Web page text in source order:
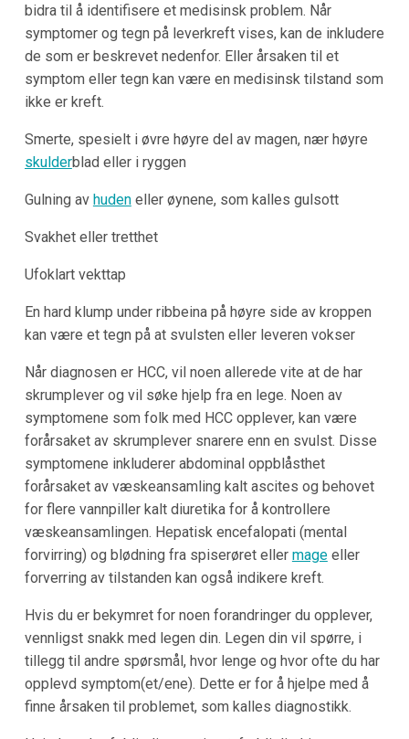
bidra til å identifisere et medisinsk problem. Når
symptomer og tegn på leverkreft vises, kan de inkludere
de som er beskrevet nedenfor. Eller årsaken til et
symptom eller tegn kan være en medisinsk tilstand som
ikke er kreft.
Smerte, spesielt i øvre høyre del av magen, nær høyre
skulderblad eller i ryggen
Gulning av hudeneller øynene, som kalles gulsott
Svakhet eller tretthet
Ufoklart vekttap
En hard klump under ribbeina på høyre side av kroppen
kan være et tegn på at svulsten eller leveren vokser
Når diagnosen er HCC, vil noen allerede vite at de har
skrumplever og vil søke hjelp fra en lege. Noen av
symptomene som folk med HCC opplever, kan være
forårsaket av skrumplever snarere enn en svulst. Disse
symptomene inkluderer abdominal oppblåsthet
forårsaket av væskeansamling kalt ascites og behovet
for flere vannpiller kalt diuretika for å kontrollere
væskeansamlingen. Hepatisk encefalopati (mental
forvirring) og blødning fra spiserøret eller mageeller
forverring av tilstanden kan også indikere kreft.
Hvis du er bekymret for noen forandringer du opplever,
vennligst snakk med legen din. Legen din vil spørre, i
tillegg til andre spørsmål, hvor lenge og hvor ofte du har
opplevd symptom(et/ene). Dette er for å hjelpe med å
finne årsaken til problemet, som kalles diagnostikk.